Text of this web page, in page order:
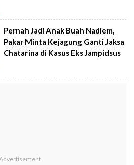
Pernah Jadi Anak Buah Nadiem,
Pakar Minta Kejagung Ganti Jaksa
Chatarina di Kasus Eks Jampidsus